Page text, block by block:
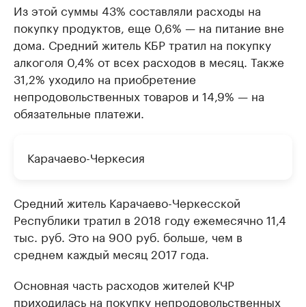
Из этой суммы 43% составляли расходы на
покупку продуктов, еще 0,6% — на питание вне
дома. Средний житель КБР тратил на покупку
алкоголя 0,4% от всех расходов в месяц. Также
31,2% уходило на приобретение
непродовольственных товаров и 14,9% — на
обязательные платежи.
Карачаево-Черкесия
Средний житель Карачаево-Черкесской
Республики тратил в 2018 году ежемесячно 11,4
тыс. руб. Это на 900 руб. больше, чем в
среднем каждый месяц 2017 года.
Основная часть расходов жителей КЧР
приходилась на покупку непродовольственных